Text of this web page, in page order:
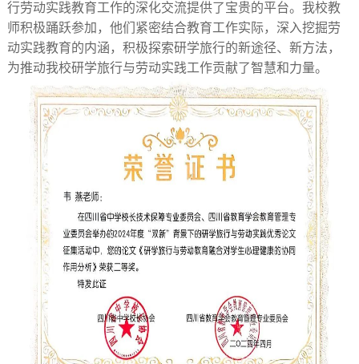
行劳动实践教育工作的深化交流提供了宝贵的平台。我校教
师积极踊跃参加，他们紧密结合教育工作实际，深入挖掘劳
动实践教育的内涵，积极探索研学旅行的新途径、新方法，
为推动我校研学旅行与劳动实践工作贡献了智慧和力量。